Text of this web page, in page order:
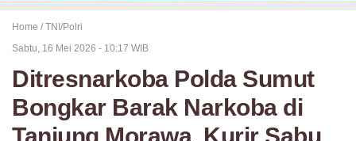
Home / TNI/Polri
Sabtu, 16 Mei 2026 - 10:17 WIB
Ditresnarkoba Polda Sumut
Bongkar Barak Narkoba di